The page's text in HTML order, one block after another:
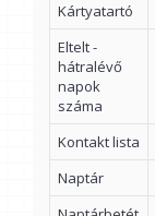
Kártyatartó
Eltelt -
hátralévő
napok
száma
Kontakt lista
Naptár